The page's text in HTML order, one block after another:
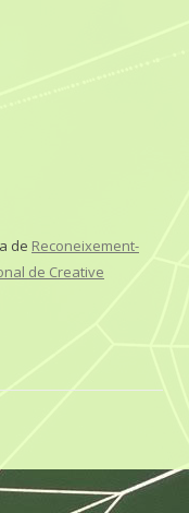
de Reconeixement-
de Creative